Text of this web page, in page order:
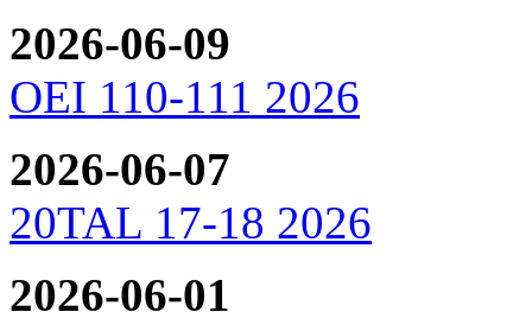
2026-06-09
OEI 110-111 2026
2026-06-07
20TAL 17-18 2026
2026-06-01